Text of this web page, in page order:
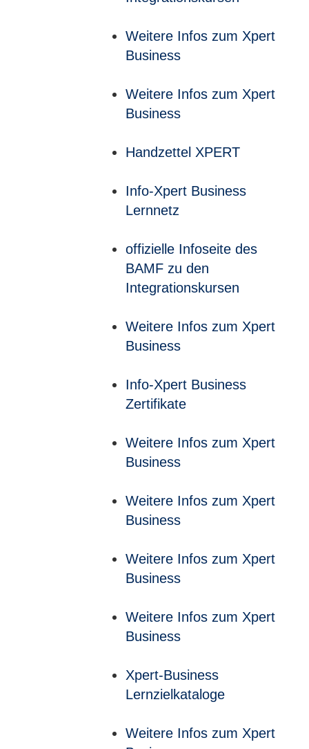
Weitere Infos zum Xpert
Business
Weitere Infos zum Xpert
Business
Handzettel XPERT
Info-Xpert Business
Lernnetz
offizielle Infoseite des
BAMF zu den
Integrationskursen
Weitere Infos zum Xpert
Business
Info-Xpert Business
Zertifikate
Weitere Infos zum Xpert
Business
Weitere Infos zum Xpert
Business
Weitere Infos zum Xpert
Business
Weitere Infos zum Xpert
Business
Xpert-Business
Lernzielkataloge
Weitere Infos zum Xpert